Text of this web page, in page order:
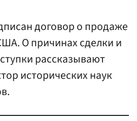
договор о продаже
О причинах сделки и
рассказывают
исторических наук